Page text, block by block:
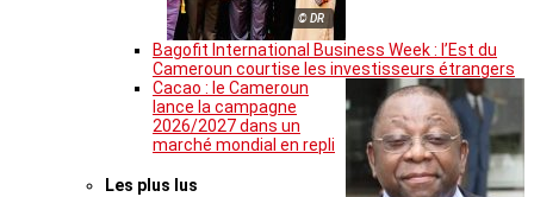
© DR
Bagofit International Business Week : l’Est du
Cameroun courtise les investisseurs étrangers
Cacao : le Cameroun
lance la campagne
2026/2027 dans un
marché mondial en repli
Les plus lus